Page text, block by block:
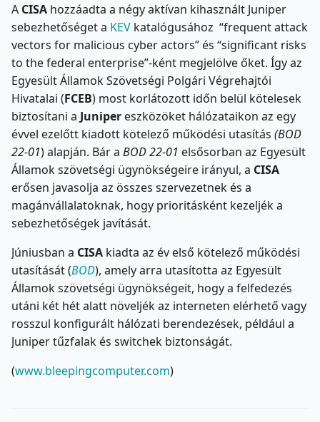
A CISA hozzáadta a négy aktívan kihasznált Juniper
sebezhetőséget a KEV katalógusához “frequent attack
vectors for malicious cyber actors” és “significant risks
to the federal enterprise”-ként megjelölve őket. Így az
Egyesült Államok Szövetségi Polgári Végrehajtói
Hivatalai (FCEB) most korlátozott időn belül kötelesek
biztosítani a Juniper eszközöket hálózataikon az egy
évvel ezelőtt kiadott kötelező működési utasítás (BOD
22-01) alapján. Bár a BOD 22-01 elsősorban az Egyesült
Államok szövetségi ügynökségeire irányul, a CISA
erősen javasolja az összes szervezetnek és a
magánvállalatoknak, hogy prioritásként kezeljék a
sebezhetőségek javítását.
Júniusban a CISA kiadta az év első kötelező működési
utasítását (BOD), amely arra utasította az Egyesült
Államok szövetségi ügynökségeit, hogy a felfedezés
utáni két hét alatt növeljék az interneten elérhető vagy
rosszul konfigurált hálózati berendezések, például a
Juniper tűzfalak és switchek biztonságát.
(www.bleepingcomputer.com)